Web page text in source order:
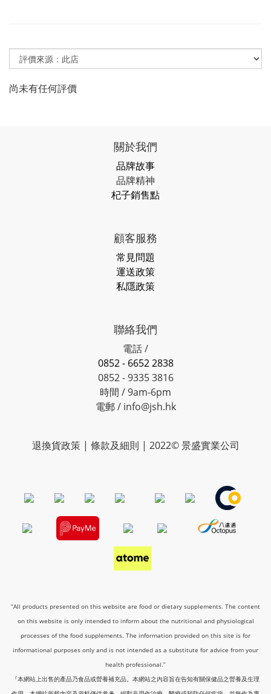
尚未有任何評價
關於我們
品牌故事
品牌精神
杞子銷售點
顧客服務
常見問題
運送政策
私隱政策
聯絡我們
電話 /
0852 - 6652 2838
0852 - 9335 3816
時間 / 9am-6pm
電郵 / info@jsh.hk
退換貨政策 | 條款及細則 | 2022© 景盛實業公司
“All products presented on this website are food or dietary supplements. The content
on this website is only intended to inform about the nutritional and physiological
processes of the food supplements. The information provided on this site is for
informational purposes only and is not intended as a substitute for advice from your
health professional.”
『本網站上出售的產品乃食品或營養補充品。本網站之內容旨在告知有關保健品之營養及生理